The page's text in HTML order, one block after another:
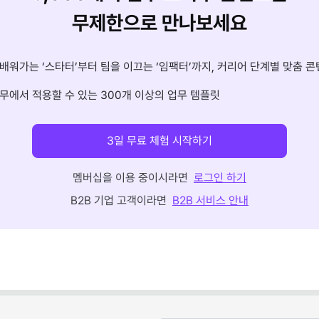
무제한으로 만나보세요
워가는 ‘스타터’부터 팀을 이끄는 ‘임팩터’까지, 커리어 단계별 맞춤 콘
에서 적용할 수 있는 300개 이상의 업무 템플릿
3일 무료 체험 시작하기
멤버십을 이용 중이시라면 로그인 하기
B2B 기업 고객이라면 B2B 서비스 안내